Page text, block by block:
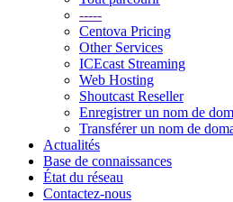
-----
Centova Pricing
Other Services
ICEcast Streaming
Web Hosting
Shoutcast Reseller
Enregistrer un nom de
Transférer un nom de
Actualités
Base de connaissances
État du réseau
Contactez-nous